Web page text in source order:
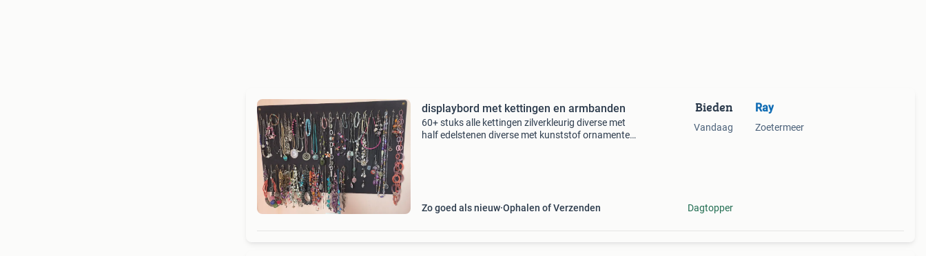
displaybord met kettingen en armbanden
60+ stuks alle kettingen zilverkleurig diverse met
half edelstenen diverse met kunststof ornamenten
Zo goed als nieuw Ophalen of Verzenden
Bieden
Vandaag
Dagtopper
Ray
Zoetermeer